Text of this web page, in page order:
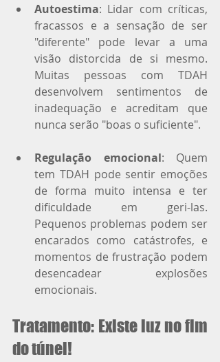
Autoestima: Lidar com críticas,
fracassos e a sensação de ser
"diferente" pode levar a uma
visão distorcida de si mesmo.
Muitas pessoas com TDAH
desenvolvem sentimentos de
inadequação e acreditam que
nunca serão "boas o suficiente".
Regulação emocional: Quem
tem TDAH pode sentir emoções
de forma muito intensa e ter
dificuldade em geri-las.
Pequenos problemas podem ser
encarados como catástrofes, e
momentos de frustração podem
desencadear explosões
emocionais.
Tratamento: Existe luz no fim
do túnel!